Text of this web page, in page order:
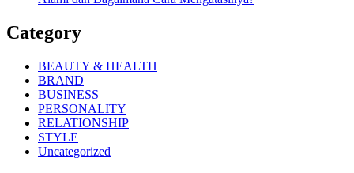
Category
BEAUTY & HEALTH
BRAND
BUSINESS
PERSONALITY
RELATIONSHIP
STYLE
Uncategorized